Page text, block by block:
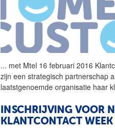
... met Mtel 16 februari 2016
zijn een strategisch partnerschap
laatstgenoemde organisatie haar
INSCHRIJVING VOOR
KLANTCONTACT WEEK